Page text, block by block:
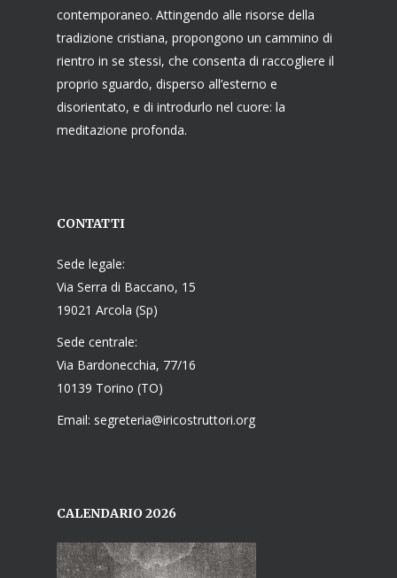
contemporaneo. Attingendo alle risorse della
tradizione cristiana, propongono un cammino di
rientro in se stessi, che consenta di raccogliere il
proprio sguardo, disperso all’esterno e
disorientato, e di introdurlo nel cuore: la
meditazione profonda.
CONTATTI
Sede legale:
Via Serra di Baccano, 15
19021 Arcola (Sp)
Sede centrale:
Via Bardonecchia, 77/16
10139 Torino (TO)
Email: segreteria@iricostruttori.org
CALENDARIO 2026